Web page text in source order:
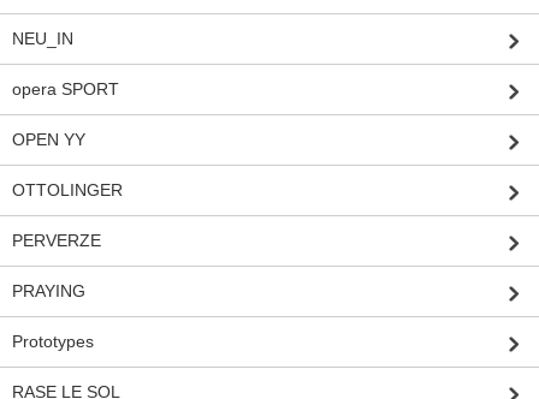
NEU_IN
opera SPORT
OPEN YY
OTTOLINGER
PERVERZE
PRAYING
Prototypes
RASE LE SOL